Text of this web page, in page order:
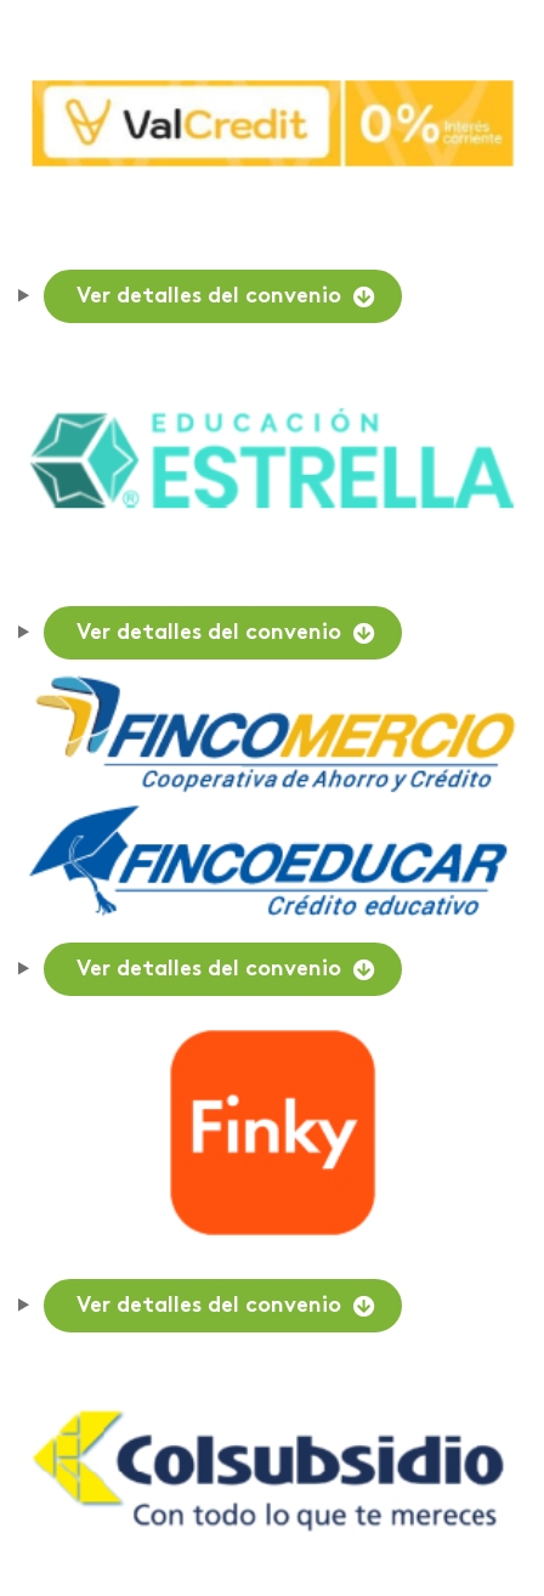
Ver detalles del convenio
Ver detalles del convenio
Ver detalles del convenio
Ver detalles del convenio